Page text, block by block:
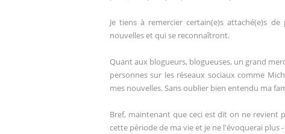
Je tiens à remercier certain(e)s attaché(e)s
nouvelles et qui se reconnaîtront.
Quant aux blogueurs, blogueuses, un grand
personnes sur les réseaux sociaux comme
mes nouvelles. Sans oublier bien entendu ma
Bref, maintenant que ceci est dit on ne revient
cette période de ma vie et je ne l'évoquerai plus